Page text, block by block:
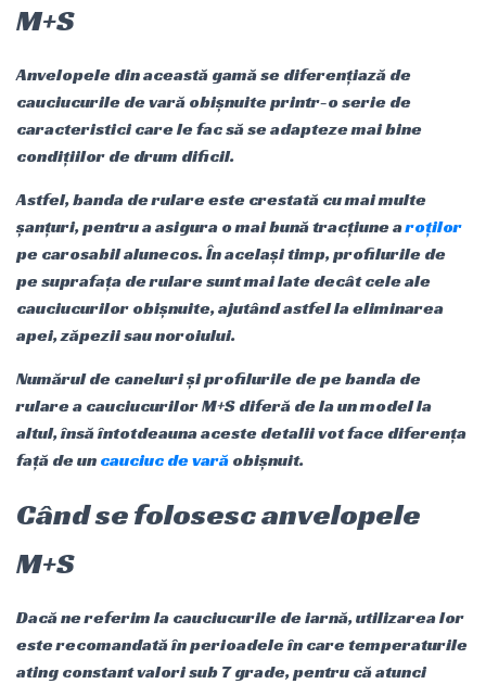
M+S
Anvelopele din această gamă se diferențiază de
cauciucurile de vară obișnuite printr-o serie de
caracteristici care le fac să se adapteze mai bine
condițiilor de drum dificil.
Astfel, banda de rulare este crestată cu mai multe
șanțuri, pentru a asigura o mai bună tracțiune aroților
pe carosabil alunecos. În același timp, profilurile de
pe suprafața de rulare sunt mai late decât cele ale
cauciucurilor obișnuite, ajutând astfel la eliminarea
apei, zăpezii sau noroiului.
Numărul de caneluri și profilurile de pe banda de
rulare a cauciucurilor M+S diferă de la un model la
altul, însă întotdeauna aceste detalii vot face diferența
față de uncauciuc de varăobișnuit.
Când se folosesc anvelopele
M+S
Dacă ne referim la cauciucurile de iarnă, utilizarea lor
este recomandată în perioadele în care temperaturile
ating constant valori sub 7 grade, pentru că atunci